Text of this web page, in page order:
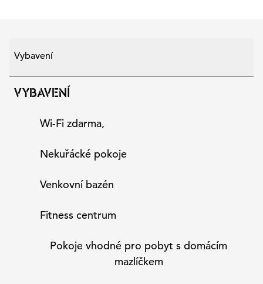
Vybavení
VYBAVENÍ
Wi-Fi zdarma,
Nekuřácké pokoje
Venkovní bazén
Fitness centrum
Pokoje vhodné pro pobyt s domácím
mazlíčkem